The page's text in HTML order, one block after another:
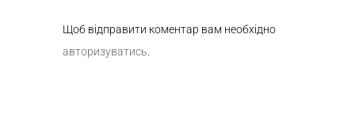
Щоб відправити коментар вам необхідно
авторизуватись